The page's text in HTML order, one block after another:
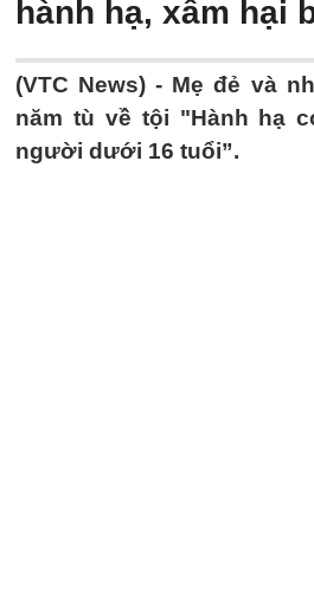
hành hạ, xâm hại
(VTC News) - Mẹ đẻ và
năm tù về tội "Hành hạ
người dưới 16 tuổi”.